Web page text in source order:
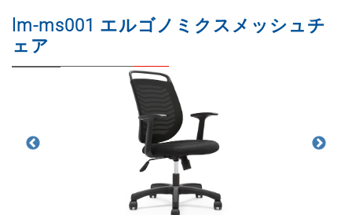
lm-ms001 エルゴノミクスメッシュチ
ェア